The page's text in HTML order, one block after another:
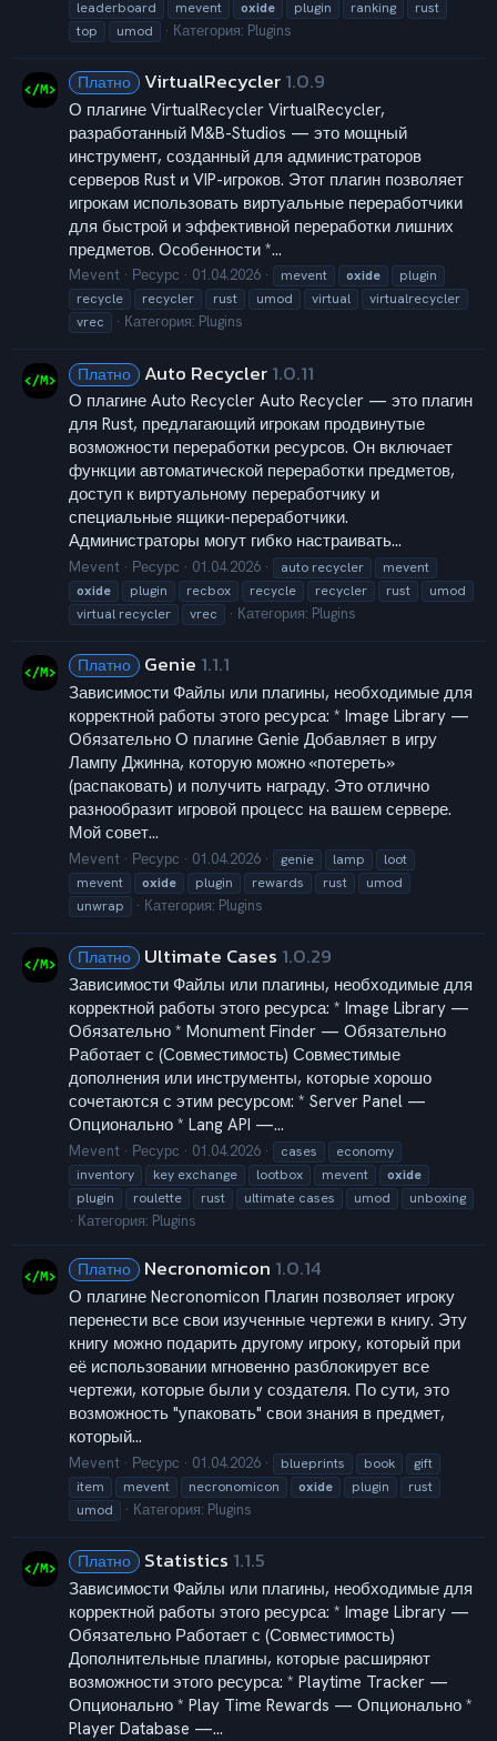
leaderboard mevent oxide plugin ranking
rust
top
umod Категория: Plugins
Платно VirtualRecycler1.0.9
О плагине VirtualRecycler VirtualRecycler,
разработанный M&B-Studios — это мощный
инструмент, созданный для администраторов
серверов Rust и VIP-игроков. Этот плагин позволяет
игрокам использовать виртуальные переработчики
для быстрой и эффективной переработки лишних
предметов. Особенности *...
Mevent Ресурс 01.04.2026 mevent oxide
plugin
recycle
recycler rust umod virtual
virtualrecycler
vrec
Категория: Plugins
Платно Auto Recycler1.0.11
О плагине Auto Recycler Auto Recycler — это плагин
для Rust, предлагающий игрокам продвинутые
возможности переработки ресурсов. Он включает
функции автоматической переработки предметов,
доступ к виртуальному переработчику и
специальные ящики-переработчики.
Администраторы могут гибко настраивать...
Mevent Ресурс 01.04.2026 auto recycler
mevent
oxide
plugin recbox recycle recycler rust
umod
virtual recycler
vrec Категория: Plugins
Платно Genie 1.1.1
Зависимости Файлы или плагины, необходимые для
корректной работы этого ресурса: * Image Library —
Обязательно О плагине Genie Добавляет в игру
Лампу Джинна, которую можно «потереть»
(распаковать) и получить награду. Это отлично
разнообразит игровой процесс на вашем сервере.
Мой совет...
Mevent Ресурс 01.04.2026 genie lamp
loot
mevent
oxide plugin rewards rust
umod
unwrap
Категория: Plugins
Платно Ultimate Cases 1.0.29
Зависимости Файлы или плагины, необходимые для
корректной работы этого ресурса: * Image Library —
Обязательно * Monument Finder — Обязательно
Работает с (Совместимость) Совместимые
дополнения или инструменты, которые хорошо
сочетаются с этим ресурсом: * Server Panel —
Опционально * Lang API —...
Mevent Ресурс 01.04.2026 cases
economy
inventory
key exchange lootbox mevent
oxide
plugin
roulette rust ultimate cases umod unboxing
Категория: Plugins
Платно Necronomicon 1.0.14
О плагине Necronomicon Плагин позволяет игроку
перенести все свои изученные чертежи в книгу. Эту
книгу можно подарить другому игроку, который при
её использовании мгновенно разблокирует все
чертежи, которые были у создателя. По сути, это
возможность "упаковать" свои знания в предмет,
который...
Mevent Ресурс 01.04.2026 blueprints book
gift
item
mevent necronomicon oxide plugin
rust
umod
Категория: Plugins
Платно Statistics 1.1.5
Зависимости Файлы или плагины, необходимые для
корректной работы этого ресурса: * Image Library —
Обязательно Работает с (Совместимость)
Дополнительные плагины, которые расширяют
возможности этого ресурса: * Playtime Tracker —
Опционально * Play Time Rewards — Опционально *
Player Database —...